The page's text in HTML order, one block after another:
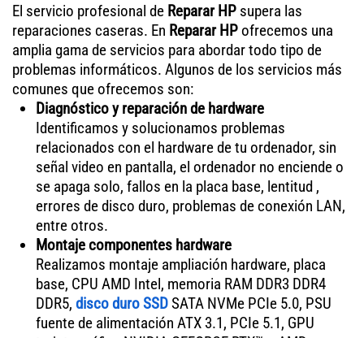
El servicio profesional de Reparar HP supera las
reparaciones caseras. En Reparar HPofrecemos una
amplia gama de servicios para abordar todo tipo de
problemas informáticos. Algunos de los servicios más
comunes que ofrecemos son:
Diagnóstico y reparación de hardware
Identificamos y solucionamos problemas
relacionados con el hardware de tu ordenador, sin
señal video en pantalla, el ordenador no enciende o
se apaga solo, fallos en la placa base, lentitud ,
errores de disco duro, problemas de conexión LAN,
entre otros.
Montaje componentes hardware
Realizamos montaje ampliación hardware, placa
base, CPU AMD Intel, memoria RAM DDR3 DDR4
DDR5, disco duro SSDSATA NVMe PCIe 5.0, PSU
fuente de alimentación ATX 3.1, PCIe 5.1, GPU